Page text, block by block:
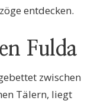
entdecken.
Fulda
zwischen
Tälern, liegt